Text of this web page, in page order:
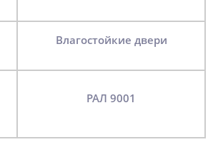
Влагостойкие двери
РАЛ 9001